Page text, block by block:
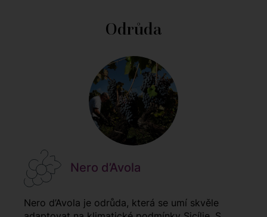
Odrůda
Nero d’Avola
Nero d’Avola je odrůda, která se umí skvěle